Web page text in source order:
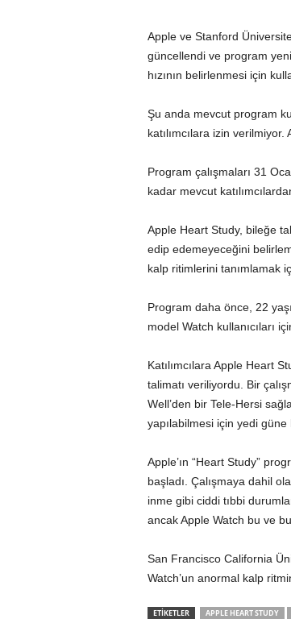
Apple ve Stanford
güncellendi ve program yeni
hızının belirlenmesi için
Şu anda mevcut program
katılımcılara izin
Program çalışmaları 31
kadar mevcut
Apple Heart Study, bileğe
edip edemeyeceğini
kalp ritimlerini tanımlamak
Program daha önce, 22
model Watch kullanıcıları
Katılımcılara Apple Heart
talimatı veriliyordu. Bir
Well’den bir Tele-Hersi
yapılabilmesi için yedi
Apple’ın “Heart Study”
başladı. Çalışmaya dahil
inme gibi ciddi tıbbi
ancak Apple Watch bu ve
San Francisco California
Watch’un anormal kalp
ETİKETLER APPLE HEART STUDY